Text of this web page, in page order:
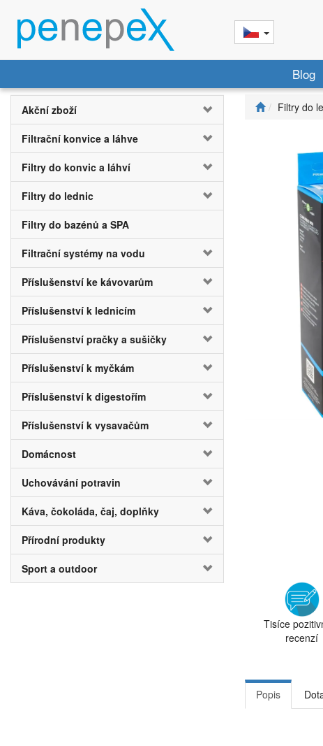
Blog
Akční zboží
Filtrační konvice a láhve
Filtry do konvic a láhví
Filtry do lednic
Filtry do bazénů a SPA
Filtrační systémy na vodu
Příslušenství ke kávovarům
Příslušenství k lednicím
Příslušenství pračky a sušičky
Příslušenství k myčkám
Příslušenství k digestořím
Příslušenství k vysavačům
Domácnost
Uchovávání potravin
Káva, čokoláda, čaj, doplňky
Přírodní produkty
Sport a outdoor
Filtry do
Tisíce
recenzí
Popis